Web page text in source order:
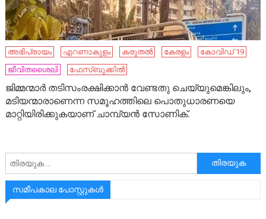
അഭിപ്രായം എറണാകുളം കരുതൽ കേരളം
കോവിഡ് 19
ജീവിതശൈലി
ഫേസ്ബുക്കിൽ
ജിമ്മന്മാർ തടിസംരക്ഷിക്കാൻ വേണ്ടതു ചെയ്യുമെങ്കിലും,
മടിയന്മാരാണെന്ന സമൂഹത്തിലെ പൊതുധാരണയെ
മാറ്റിയിരിക്കുകയാണ് ചാമ്പ്യൻ സോണിക്.
അനേഷിക്കുക
സമീപകാല പോസ്റ്റുകൾ